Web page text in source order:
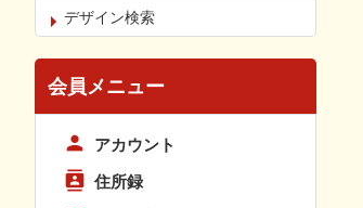
デザイン検索
会員メニュー
アカウント
住所録